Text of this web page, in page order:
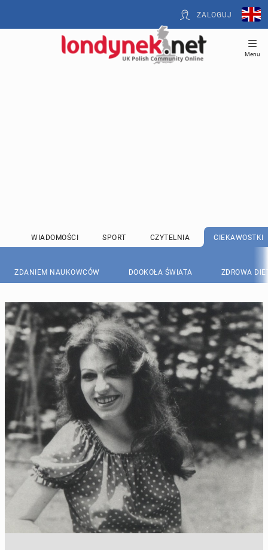
ZALOGUJ
Menu
WIADOMOŚCI SPORT CZYTELNIA CIEKAWOSTKI
ZDANIEM NAUKOWCÓW DOOKOŁA ŚWIATA ZDROWA